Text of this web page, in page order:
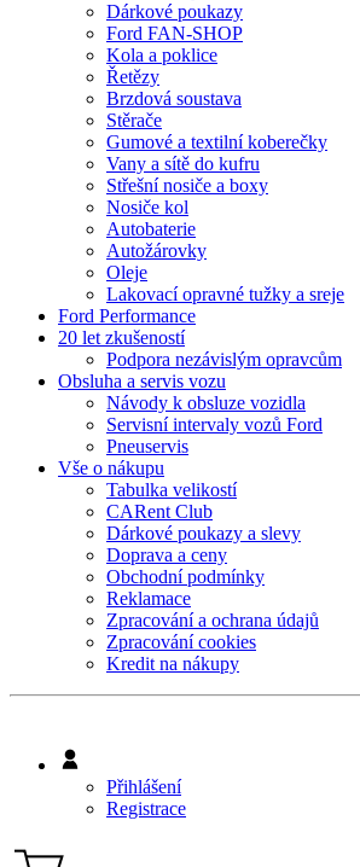
Dárkové poukazy
Ford FAN-SHOP
Kola a poklice
Řetězy
Brzdová soustava
Stěrače
Gumové a textilní koberečky
Vany a sítě do kufru
Střešní nosiče a boxy
Nosiče kol
Autobaterie
Autožárovky
Oleje
Lakovací opravné tužky a sreje
Ford Performance
20 let zkušeností
Podpora nezávislým opravcům
Obsluha a servis vozu
Návody k obsluze vozidla
Servisní intervaly vozů Ford
Pneuservis
Vše o nákupu
Tabulka velikostí
CARent Club
Dárkové poukazy a slevy
Doprava a ceny
Obchodní podmínky
Reklamace
Zpracování a ochrana údajů
Zpracování cookies
Kredit na nákupy
Přihlášení
Registrace